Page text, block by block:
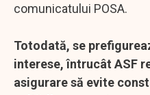
comunicatului POSA.
Totodată, se
interese, întrucât ASF
asigurare să evite